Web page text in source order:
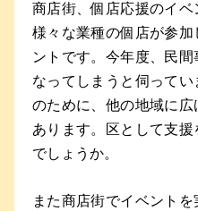
商店街、個店応援のイベ
様々な業種の個店が参
ントです。今年度、民間
なってしまうと伺って
のために、他の地域に
あります。区として支
でしょうか。
また商店街でイベント